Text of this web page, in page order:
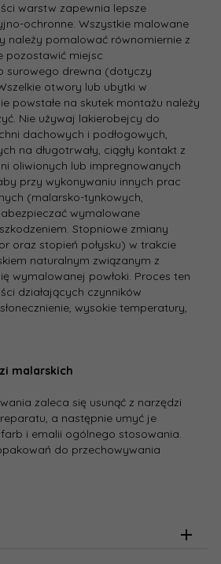
warstw zapewnia lepsze
ochronne. Wszystkie malowane
należy pomalować równomiernie z
pozostawić miejsc
surowego drewna (dotyczy
otwory lub ubytki w
powstałe na skutek montażu należy
Nie używaj lakierobejcy do
dachowych i podłogowych,
na długotrwały, ciągły kontakt z
oliwionych lub impregnowanych
przy wykonywaniu innych prac
(malarsko-tynkowych,
wymalowane
Stopniowe zmiany
oraz stopień połysku) w trakcie
naturalnym związanym z
wymalowanej powłoki. Proces ten
działających czynników
wysokie temperatury,
malarskich
zaleca się usunąć z narzędzi
a następnie umyć je
i emalii ogólnego stosowania.
do przechowywania